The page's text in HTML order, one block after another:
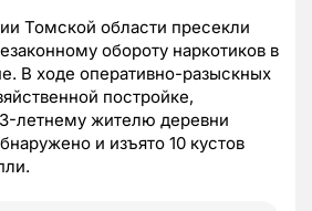
Томской области пресекли
обороту наркотиков в
В ходе оперативно-разыскных
постройке,
летнему жителю деревни
и изъято 10 кустов